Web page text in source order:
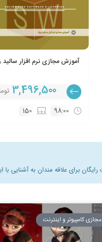
آموزش مجازی نرم افزار
3,496,500
98:00
150
برای علاقه مندان به آشنایی
کامپیوتر و اینترنت